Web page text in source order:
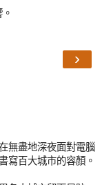
›
無盡地深夜面對電腦
寫百大城市的容顏。